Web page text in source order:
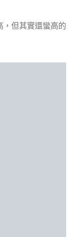
，但其實還蠻高的